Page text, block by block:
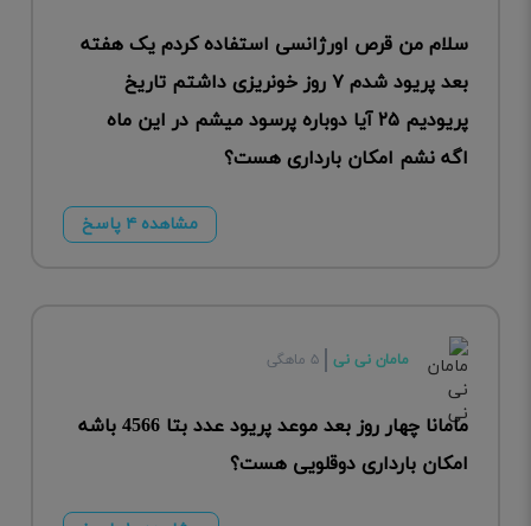
سلام من قرص اورژانسی استفاده کردم یک هفته
بعد پریود شدم ۷ روز خونریزی داشتم تاریخ
پریودیم ۲۵ آیا دوباره پرسود میشم در این ماه
اگه نشم امکان بارداری هست؟
مشاهده ۴ پاسخ
مامان نی نی ۵ ماهگی
مامانا چهار روز بعد موعد پریود عدد بتا 4566 باشه
امکان بارداری دوقلویی هست؟